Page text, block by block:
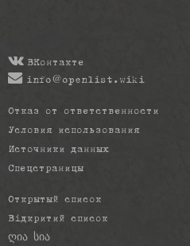
ВКонтакте
info@openlist.wiki
Отказ от ответственности
Условия использования
Источники данных
Спецстраницы
Открытый список
Відкритий список
ღია სია